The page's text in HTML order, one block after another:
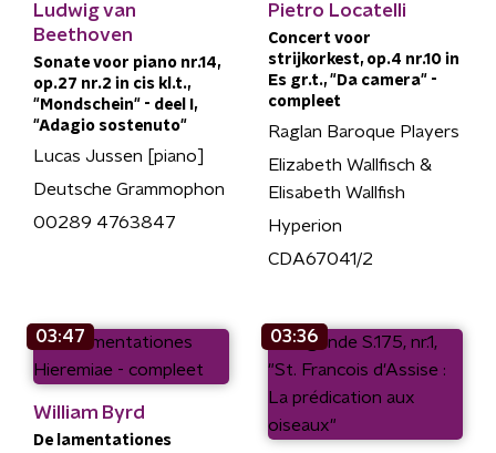
Ludwig van
Beethoven
Sonate voor piano nr.14,
op.27 nr.2 in cis kl.t.,
"Mondschein" - deel I,
"Adagio sostenuto"
Lucas Jussen [piano]
Deutsche Grammophon
00289 4763847
Pietro Locatelli
Concert voor
strijkorkest, op.4 nr.10 in
Es gr.t., "Da camera" -
compleet
Raglan Baroque Players
Elizabeth Wallfisch &
Elisabeth Wallfish
Hyperion
CDA67041/2
03:47
William Byrd
De lamentationes
03:36